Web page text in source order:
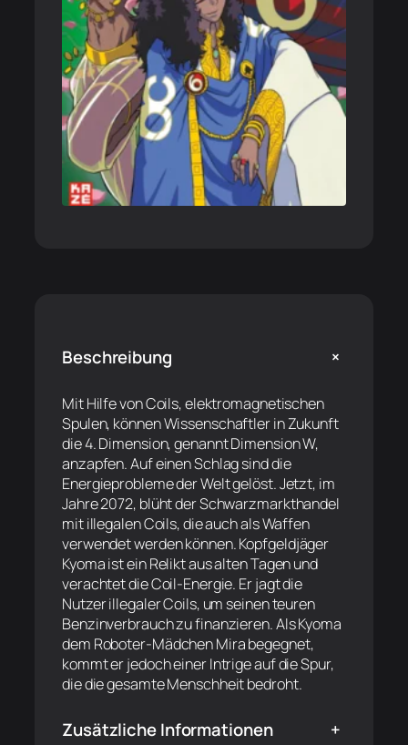
Beschreibung +
Mit Hilfe von Coils, elektromagnetischen
Spulen, können Wissenschaftler in Zukunft
die 4. Dimension, genannt Dimension W,
anzapfen. Auf einen Schlag sind die
Energieprobleme der Welt gelöst. Jetzt, im
Jahre 2072, blüht der Schwarzmarkthandel
mit illegalen Coils, die auch als Waffen
verwendet werden können. Kopfgeldjäger
Kyoma ist ein Relikt aus alten Tagen und
verachtet die Coil-Energie. Er jagt die
Nutzer illegaler Coils, um seinen teuren
Benzinverbrauch zu finanzieren. Als Kyoma
dem Roboter-Mädchen Mira begegnet,
kommt er jedoch einer Intrige auf die Spur,
die die gesamte Menschheit bedroht.
Zusätzliche Informationen +